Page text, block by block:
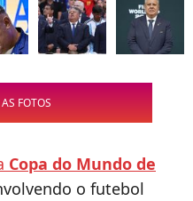
FOTOS
Copa do Mundo de
o futebol